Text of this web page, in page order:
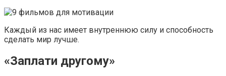
Каждый из нас имеет внутреннюю силу и способность
сделать мир лучше.
«Заплати другому»